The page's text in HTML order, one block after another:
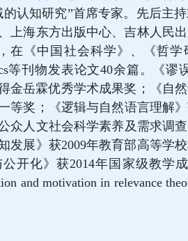
认知研究”首席专家。先后主
上海东方出版中心、吉林人民
在《中国社会科学》、《哲学
等刊物发表论文40余篇。《
金岳霖优秀学术成果奖；《自
等奖；《逻辑与自然语言理解
众人文社会科学素养及需求调
发展》获2009年教育部高等学
开化》获2014年国家级教学
and motivation in relevance